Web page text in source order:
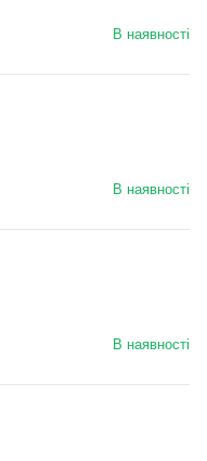
В наявності
В наявності
В наявності